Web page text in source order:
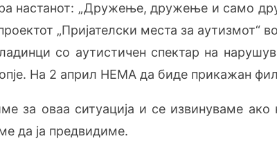
настанот: „Дружење, дружење и само
„Пријателски места за аутизмот“
со аутистичен спектар на
На 2 април НЕМА да биде прикажан
за оваа ситуација и се извинуваме
да ја предвидиме.